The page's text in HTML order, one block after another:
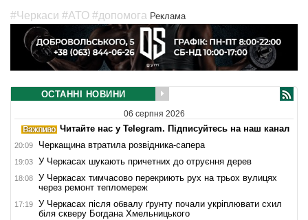
#Черкаси #АТО #допомога Реклама
ОСТАННІ НОВИНИ
06 серпня 2026
Читайте нас у Telegram. Підписуйтесь на наш канал
20:09 Черкащина втратила розвідника-сапера
19:03 У Черкасах шукають причетних до отруєння дерев
18:08
У Черкасах тимчасово перекриють рух на трьох вулицях
через ремонт тепломереж
17:19
У Черкасах після обвалу ґрунту почали укріплювати схил
біля скверу Богдана Хмельницького